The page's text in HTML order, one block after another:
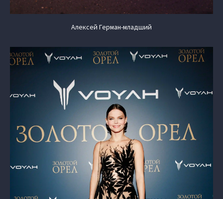
Алексей Герман-младший